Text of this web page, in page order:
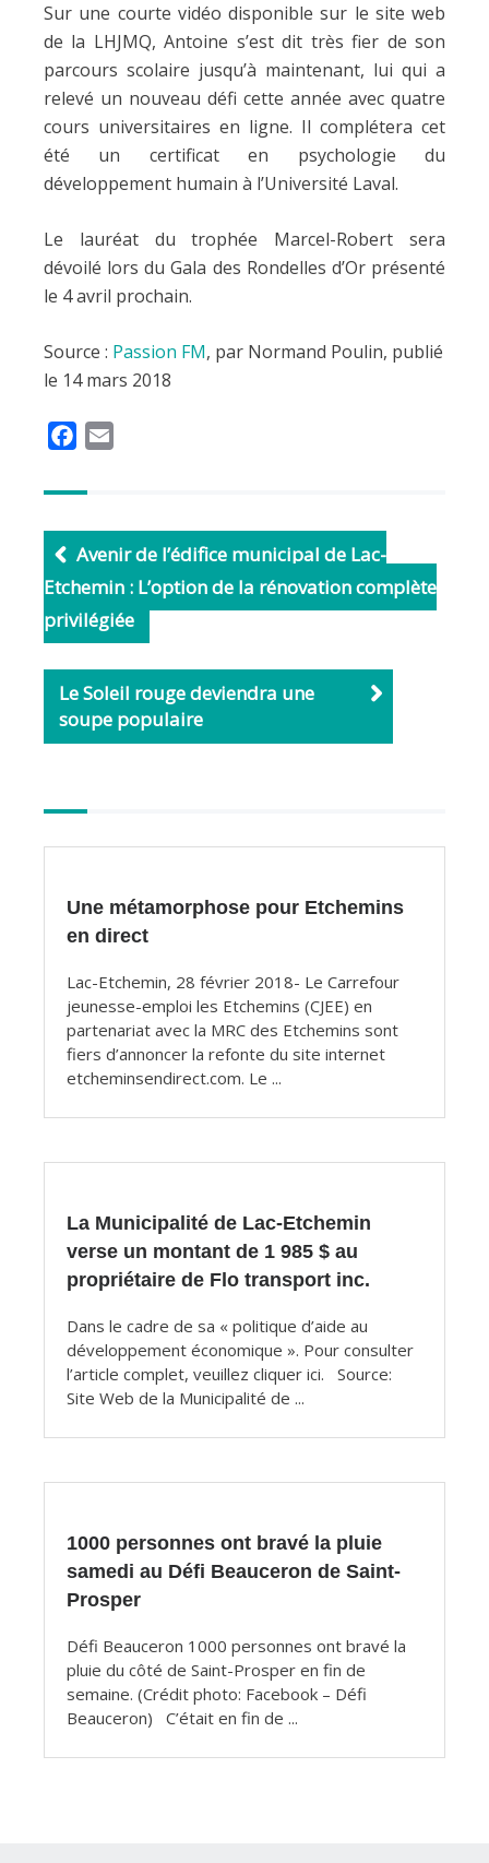
Sur une courte vidéo disponible sur le site web
de la LHJMQ, Antoine s’est dit très fier de son
parcours scolaire jusqu’à maintenant, lui qui a
relevé un nouveau défi cette année avec quatre
cours universitaires en ligne. Il complétera cet
été un certificat en psychologie du
développement humain à l’Université Laval.
Le lauréat du trophée Marcel-Robert sera
dévoilé lors du Gala des Rondelles d’Or présenté
le 4 avril prochain.
Source : Passion FM, par Normand Poulin, publié
le 14 mars 2018
c
b
o
k
l
Avenir de l’édifice municipal de Lac-
Etchemin : L’option de la rénovation complète
privilégiée
Le Soleil rouge deviendra une
soupe populaire
articles
Une métamorphose pour Etchemins
en direct
Lac-Etchemin, 28 février 2018- Le Carrefour
jeunesse-emploi les Etchemins (CJEE) en
partenariat avec la MRC des Etchemins sont
fiers d’annoncer la refonte du site internet
etcheminsendirect.com. Le ...
La Municipalité de Lac-Etchemin
verse un montant de 1 985 $ au
propriétaire de Flo transport inc.
Dans le cadre de sa « politique d’aide au
développement économique ». Pour consulter
l’article complet, veuillez cliquer ici. Source:
Site Web de la Municipalité de ...
1000 personnes ont bravé la pluie
samedi au Défi Beauceron de Saint-
Prosper
Défi Beauceron 1000 personnes ont bravé la
pluie du côté de Saint-Prosper en fin de
semaine. (Crédit photo: Facebook – Défi
Beauceron) C’était en fin de ...